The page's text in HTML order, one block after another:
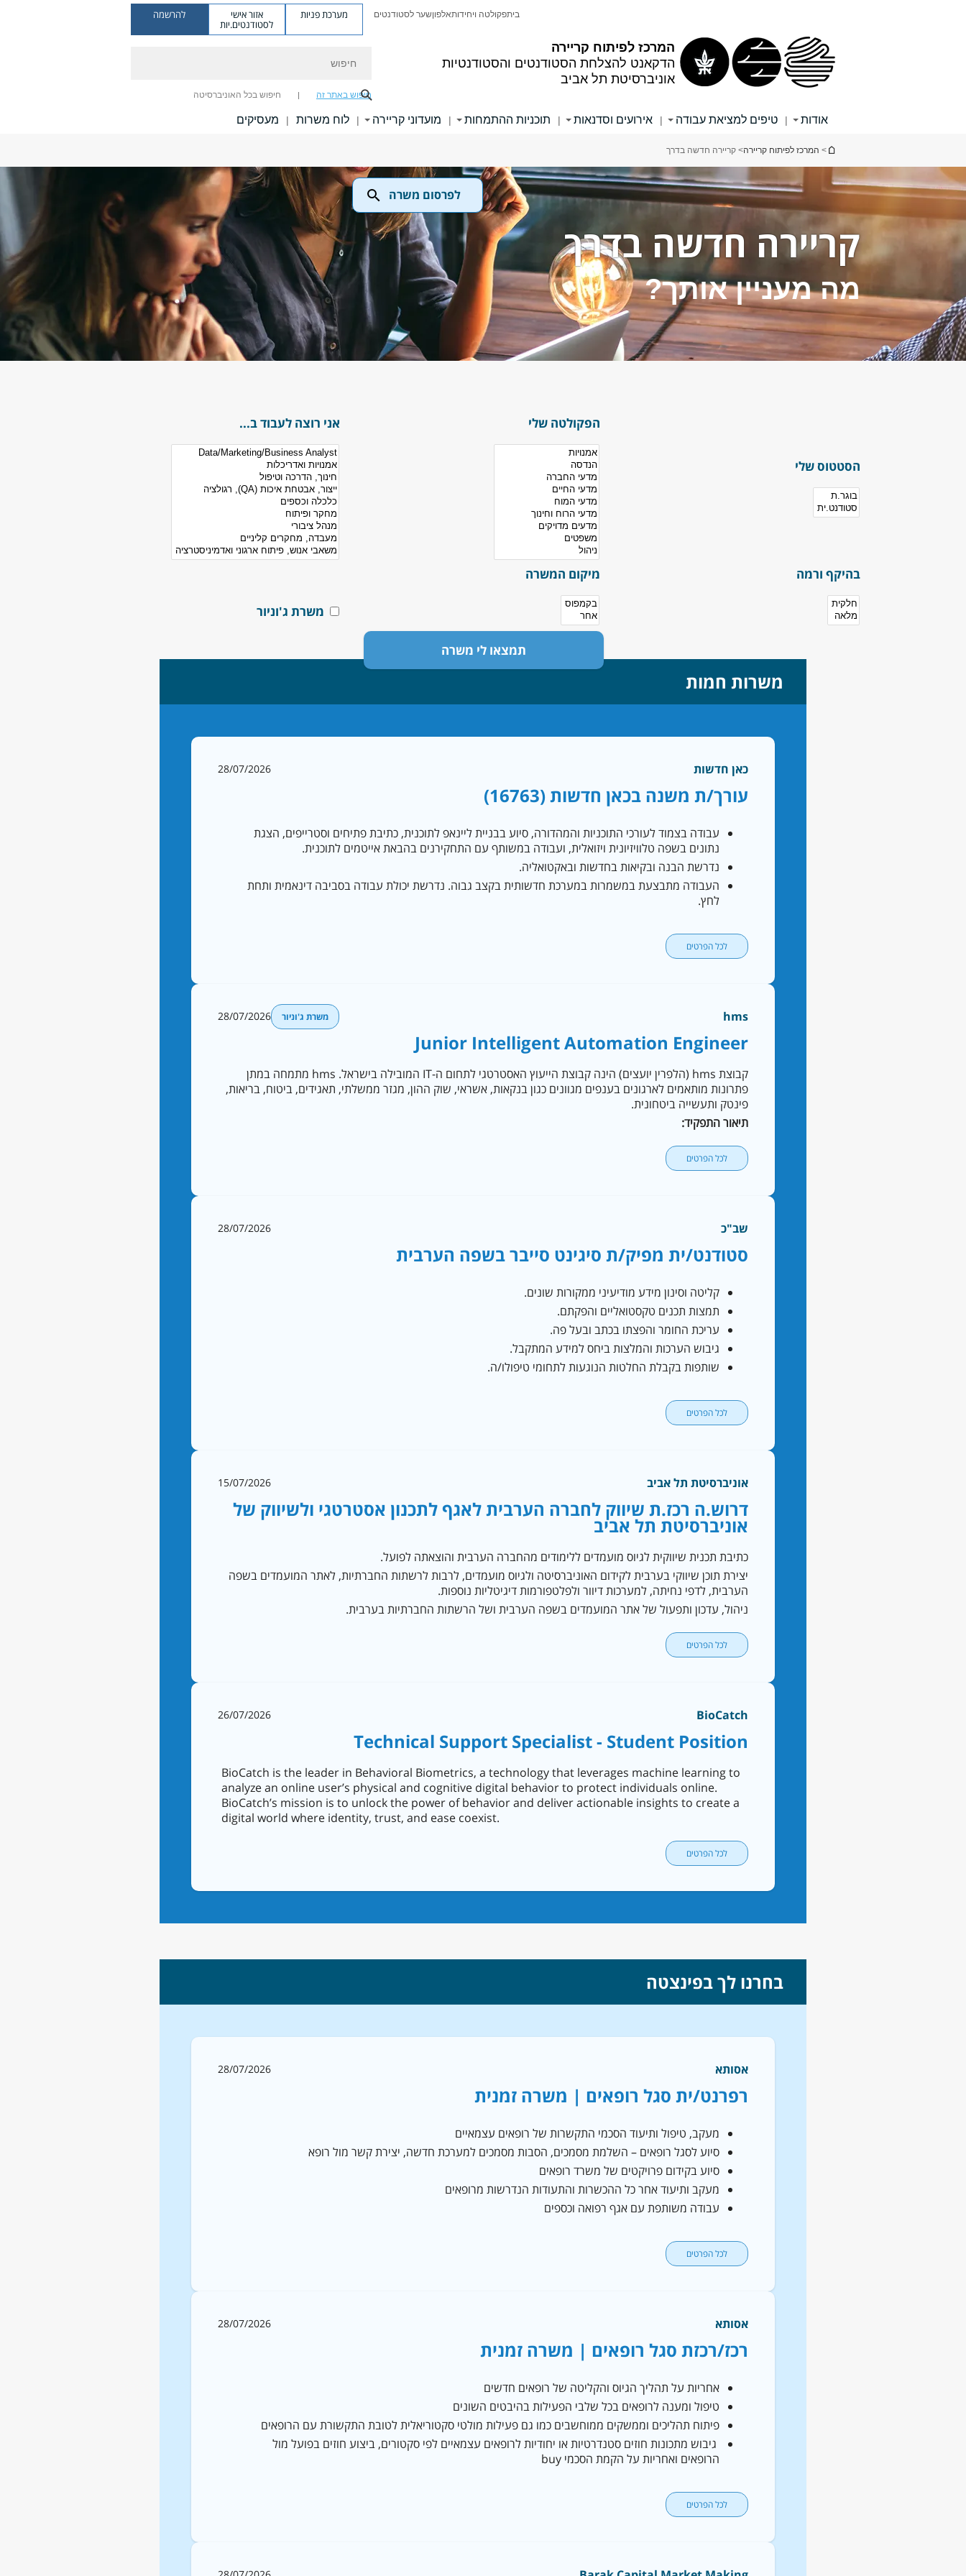
המרכז לפיתוח קריירה
הדקאנט להצלחת הסטודנטים והסטודנטיות
אוניברסיטת תל אביב
ביתפקולטה ויחידותאלפוןשער לסטודנטים מערכת פניות אזור אישי
לסטודנטים.יות
להרשמה
חיפוש באתר זה חיפוש בכל האוניברסיטה
אודות | טיפים למציאת עבודה | אירועים וסדנאות | תוכניות ההתמחות | מועדוני קריירה | לוח משרות | מעסיקים
הינך נמצא כאן
> המרכז לפיתוח קריירה> קריירה חדשה בדרך
קריירה חדשה בדרך
מה מעניין אותך?
הסטטוס שלי
הפקולטה שלי אני רוצה לעבוד ב...
בהיקף ורמה מיקום המשרה
משרת ג'וניור
לפרסום משרה
משרות חמות
כאן חדשות 28/07/2026
עורך/ת משנה בכאן חדשות (16763)
עבודה בצמוד לעורכי התוכניות והמהדורה, סיוע בבניית ליינאפ לתוכנית, כתיבת פתיחים וסטרייפים, הצגת
נתונים בשפה טלוויזיונית ויזואלית, ועבודה במשותף עם התחקירנים בהבאת אייטמים לתוכנית.
נדרשת הבנה ובקיאות בחדשות ובאקטואליה.
העבודה מתבצעת במשמרות במערכת חדשותית בקצב גבוה. נדרשת יכולת עבודה בסביבה דינאמית ותחת
לחץ.
לכל הפרטים
hms משרת ג'וניור 28/07/2026
Junior Intelligent Automation Engineer
קבוצת hms (הלפרין יועצים) הינה קבוצת הייעוץ האסטרטגי לתחום ה-IT המובילה בישראל. hms מתמחה במתן
פתרונות מותאמים לארגונים בענפים מגוונים כגון בנקאות, אשראי, שוק ההון, מגזר ממשלתי, תאגידים, ביטוח, בריאות,
פינטק ותעשייה ביטחונית.
תיאור התפקיד:
לכל הפרטים
שב"כ 28/07/2026
סטודנט/ית מפיק/ת סיגינט סייבר בשפה הערבית
קליטה וסינון מידע מודיעיני ממקורות שונים.
תמצות תכנים טקסטואליים והפקתם.
עריכת החומר והפצתו בכתב ובעל פה.
גיבוש הערכות והמלצות ביחס למידע המתקבל.
שותפות בקבלת החלטות הנוגעות לתחומי טיפולו/ה.
לכל הפרטים
אוניברסיטת תל אביב 15/07/2026
דרוש.ה רכז.ת שיווק לחברה הערבית לאגף לתכנון אסטרטגי ולשיווק של
אוניברסיטת תל אביב
כתיבת תכנית שיווקית לגיוס מועמדים ללימודים מהחברה הערבית והוצאתה לפועל.
יצירת תוכן שיווקי בערבית לקידום האוניברסיטה ולגיוס מועמדים, לרבות לרשתות החברתיות, לאתר המועמדים בשפה
הערבית, לדפי נחיתה, למערכות דיוור ולפלטפורמות דיגיטליות נוספות.
ניהול, עדכון ותפעול של אתר המועמדים בשפה הערבית ושל הרשתות החברתיות בערבית.
לכל הפרטים
BioCatch
26/07/2026
Technical Support Specialist - Student Position
BioCatch is the leader in Behavioral Biometrics, a technology that leverages machine learning to
analyze an online user’s physical and cognitive digital behavior to protect individuals online.
BioCatch’s mission is to unlock the power of behavior and deliver actionable insights to create a
digital world where identity, trust, and ease coexist.
לכל הפרטים
בחרנו לך בפינצטה
אסותא 28/07/2026
רפרנט/ית סגל רופאים | משרה זמנית
מעקב, טיפול ותיעוד הסכמי התקשרות של רופאים עצמאיים
סיוע לסגל רופאים – השלמת מסמכים, הסבות מסמכים למערכת חדשה, יצירת קשר מול רופא
סיוע בקידום פרויקטים של משרד רופאים
מעקב ותיעוד אחר כל ההכשרות והתעודות הנדרשות מרופאים
עבודה משותפת עם אגף רפואה וכספים
לכל הפרטים
אסותא 28/07/2026
רכז/רכזת סגל רופאים | משרה זמנית
אחריות על תהליך הגיוס והקליטה של רופאים חדשים
טיפול ומענה לרופאים בכל שלבי הפעילות בהיבטים השונים
פיתוח תהליכים וממשקים ממוחשבים כמו גם פעילות מולטי סקטוריאלית לטובת התקשורת עם הרופאים
גיבוש מתכונות חוזים סטנדרטיות או יחודיות לרופאים עצמאיים לפי סקטורים, ביצוע חוזים בפועל מול
הרופאים ואחריות על הקמת הסכמי buy
לכל הפרטים